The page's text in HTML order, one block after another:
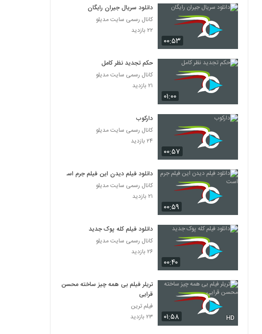
دانلود فیلم بیتابی بیتا
دانلود فیلم سیانور با لینک مستقیم و کیفیت عالی
۱,۷۹۹ بازدید
دانلود فیلم پله آخر
دانلود فیلم امروز با کیفیت عالی
۱,۳۲۴ بازدید
دانلود فیلم سینمایی مجردها
۲,۰۴۵ بازدید
۳,۳۵۸ بازدید
دانلود فیلم سینمایی در کمال خونسردی
۱,۱۷۱ بازدید
دانلود فیلم ناردون
۱,۳۱۵ بازدید
۰۰:۵۳
دانلود سریال جیران رایگان
کانال رسمی سایت مدیلو
۲۲ بازدید
۰۱:۰۰
حکم تجدید نظر کامل
کانال رسمی سایت مدیلو
۲۱ بازدید
۰۰:۵۷
دارکوب
کانال رسمی سایت مدیلو
۲۴ بازدید
۰۰:۵۹
دانلود فیلم دیدن این فیلم جرم است
کانال رسمی سایت مدیلو
۲۱ بازدید
۰۰:۴۰
دانلود فیلم کله پوک جدید
کانال رسمی سایت مدیلو
۲۶ بازدید
۰۱:۵۸ HD
تریلر فیلم بی همه چیز ساخته محسن
قرایی
فیلم ترین
۲۳ بازدید